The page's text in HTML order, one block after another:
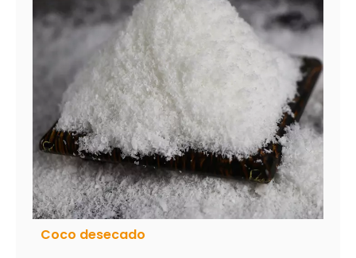
Guarde esta imagen y consulte nuestros diversos
productos en cualquier momento que desee.
Póngase en contacto con cualquier momento y
reciba sus muestras gratuitas.
Coco desecado